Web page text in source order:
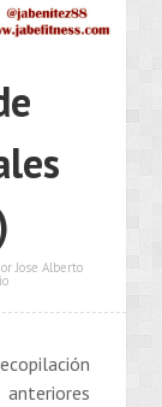
Jose Alberto